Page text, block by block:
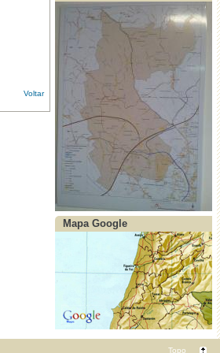
Voltar
Contrato - Transfª de Competências
(AT) - CMS e a UFRV
Contrato Interadministrativo (CIA) -
CMS e a UFRV
Aviso à população - Onda de Calor
·Aviso à população - perigo de
Mapa Google
Topo